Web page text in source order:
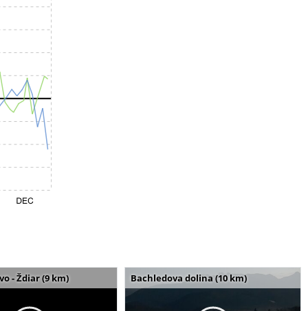
- Ždiar (9 km) Bachledova dolina (10 km)